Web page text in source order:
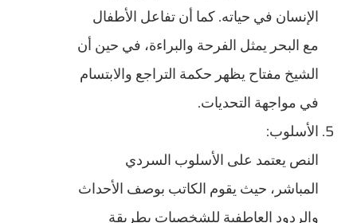
الإنسان في حياته. كما أن تفاعل الأطفال
مع البحر يمثل الفرحة والبراءة، في حين أن
الشيخ مفتاح يظهر حكمة التراجع والابتسام
في مواجهة التحديات.
الأسلوب:
النص يعتمد على الأسلوب السردي
المباشر، حيث يقوم الكاتب بوصف الأحداث
والردود العاطفية للشخصيات بطريقة